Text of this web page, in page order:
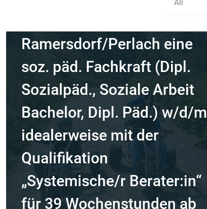
All
Ramersdorf/Perlach eine
soz. päd. Fachkraft (Dipl.
Sozialpäd., Soziale Arbeit
Bachelor, Dipl. Päd.) w/d/
idealerweise mit der
Qualifikation
„Systemische/r Berater:in“
für 39 Wochenstunden ab
Bereiche Stationäre
Jugendhilfe, der